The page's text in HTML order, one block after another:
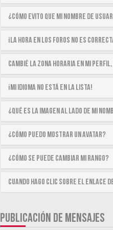
¿Cómo evito que mi nombre de
¡La hora en los foros no es
Cambié la zona horaria en mi
¡Mi idioma no está en la lista!
¿Qué es la imagen al lado de mi
¿Cómo puedo mostrar un avatar?
¿Cómo se puede cambiar mi rango?
Cuando hago clic sobre el enlace
PUBLICACIÓN DE MENSAJES